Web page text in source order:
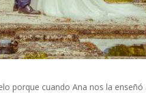
porque cuando Ana nos la